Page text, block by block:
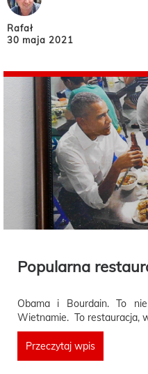
Rafał
30 maja 2021
Popularna
Obama i Bourdain. To
Wietnamie. To restauracja,
Przeczytaj wpis